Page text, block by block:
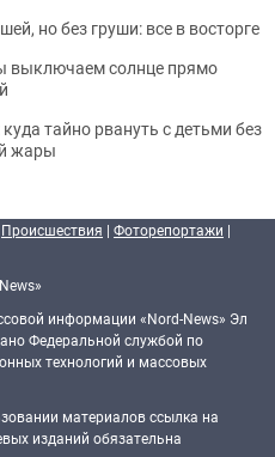
но без груши: все в восторге
выключаем солнце прямо
тайно рвануть с детьми без
жары
Происшествия | Фоторепортажи |
информации «Nord-News» Эл
Федеральной службой по
технологий и массовых
материалов ссылка на
изданий обязательна